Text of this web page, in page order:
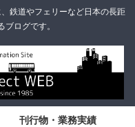
鉄道やフェリーなど日本の長距
ログです。
刊行物・業務実績